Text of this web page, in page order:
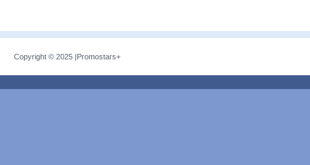
Copyright © 2025 | Promostars+